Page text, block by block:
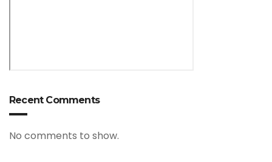
Recent Comments
No comments to show.